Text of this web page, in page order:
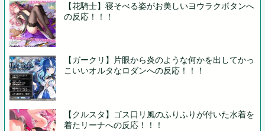
【花騎士】寝そべる姿がお美しいヨウラクボタンへ
の反応！！！
【ガークリ】片眼から炎のような何かを出してかっ
こいいオルタなロダンへの反応！！！
【クルスタ】ゴス口リ風のふりふりが付いた水着を
着たリーナへの反応！！！